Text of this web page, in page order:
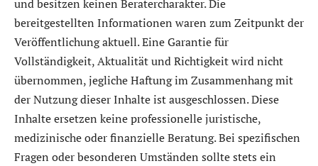
und besitzen keinen Beratercharakter. Die
bereitgestellten Informationen waren zum Zeitpunkt der
Veröffentlichung aktuell. Eine Garantie für
Vollständigkeit, Aktualität und Richtigkeit wird nicht
übernommen, jegliche Haftung im Zusammenhang mit
der Nutzung dieser Inhalte ist ausgeschlossen. Diese
Inhalte ersetzen keine professionelle juristische,
medizinische oder finanzielle Beratung. Bei spezifischen
Fragen oder besonderen Umständen sollte stets ein